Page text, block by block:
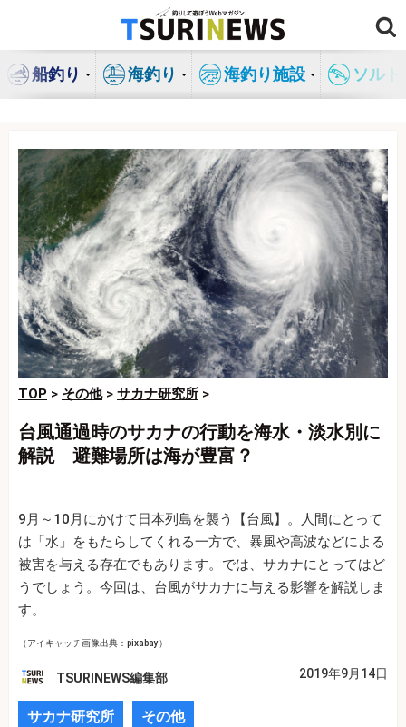
ン
船釣り 海釣り 海釣り施設 ソル
TOP > その他> サカナ研究所 >
台風通過時のサカナの行動を海水・淡水別に
解説 避難場所は海が豊富？
9月～10月にかけて日本列島を襲う【台風】。人間にとって
は「水」をもたらしてくれる一方で、暴風や高波などによる
被害を与える存在でもあります。では、サカナにとってはど
うでしょう。今回は、台風がサカナに与える影響を解説しま
す。
（アイキャッチ画像出典：pixabay）
TSURINEWS編集部 2019年9月14日
サカナ研究所 その他